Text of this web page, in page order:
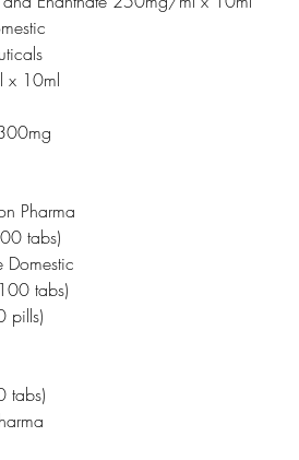
x 10ml
Pharma
tabs)
Domestic
tabs)
pills)
tabs)